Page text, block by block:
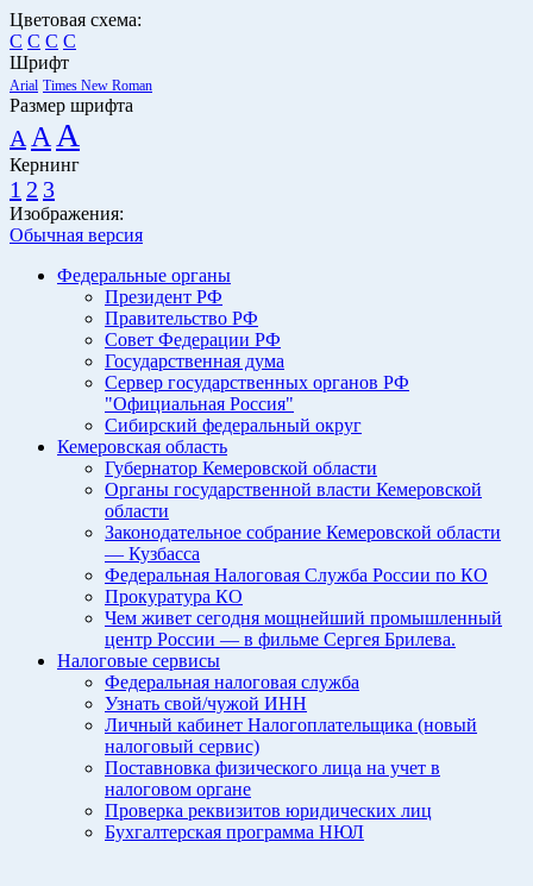
Цветовая схема:
C C C C
Шрифт
Arial Times New Roman
Размер шрифта
A A A
Кернинг
1 2 3
Изображения:
Обычная версия
Федеральные органы
Президент РФ
Правительство РФ
Совет Федерации РФ
Государственная дума
Сервер государственных органов РФ
"Официальная Россия"
Сибирский федеральный округ
Кемеровская область
Губернатор Кемеровской области
Органы государственной власти Кемеровской
области
Законодательное собрание Кемеровской области
— Кузбасса
Федеральная Налоговая Служба России по КО
Прокуратура КО
Чем живет сегодня мощнейший промышленный
центр России — в фильме Сергея Брилева.
Налоговые сервисы
Федеральная налоговая служба
Узнать свой/чужой ИНН
Личный кабинет Налогоплательщика (новый
налоговый сервис)
Поставновка физического лица на учет в
налоговом органе
Проверка реквизитов юридических лиц
Бухгалтерская программа НЮЛ